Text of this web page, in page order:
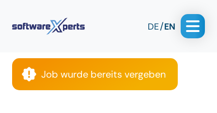
DE EN
Job wurde bereits vergeben